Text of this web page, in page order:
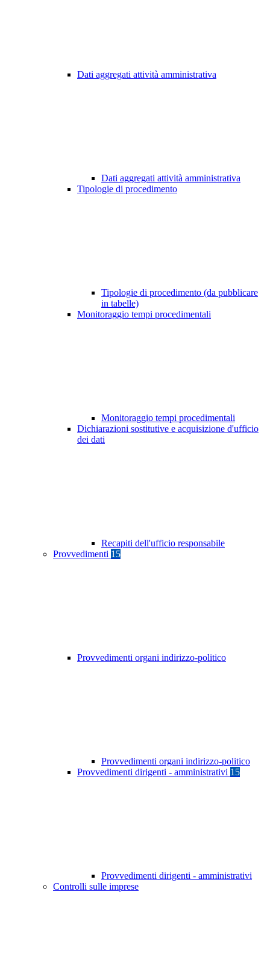
Dati aggregati attività amministrativa
Dati aggregati attività amministrativa
Tipologie di procedimento
Tipologie di procedimento (da pubblicare
in tabelle)
Monitoraggio tempi procedimentali
Monitoraggio tempi procedimentali
Dichiarazioni sostitutive e acquisizione d'ufficio
dei dati
Recapiti dell'ufficio responsabile
Provvedimenti 15
Provvedimenti organi indirizzo-politico
Provvedimenti organi indirizzo-politico
Provvedimenti dirigenti - amministrativi 15
Provvedimenti dirigenti - amministrativi
Controlli sulle imprese